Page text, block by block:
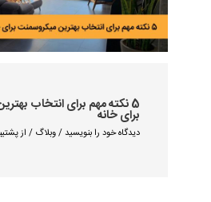
5 نکته مهم برای انتخاب
برای خانه
دیدگاه‌ خود را بنویسید /وبلاگ / از